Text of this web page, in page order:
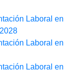
Laboral en
Laboral en
Laboral en